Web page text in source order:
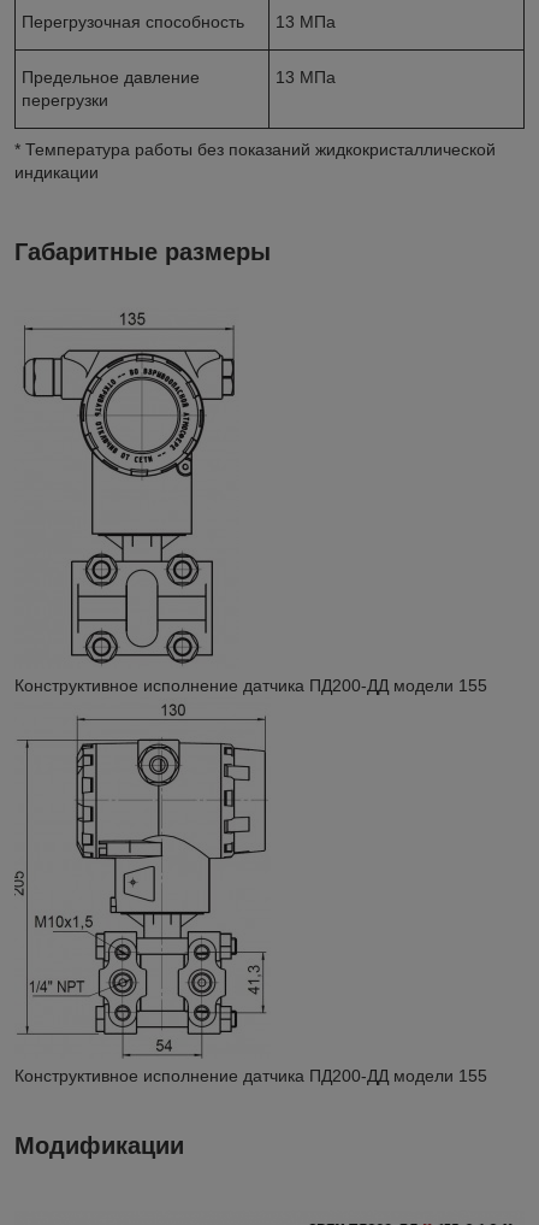
Перегрузочная способность 13 МПа
Предельное давление
перегрузки
13 МПа
* Температура работы без показаний жидкокристаллической
индикации
Габаритные размеры
Конструктивное исполнение датчика ПД200-ДД модели 155
Конструктивное исполнение датчика ПД200-ДД модели 155
Модификации